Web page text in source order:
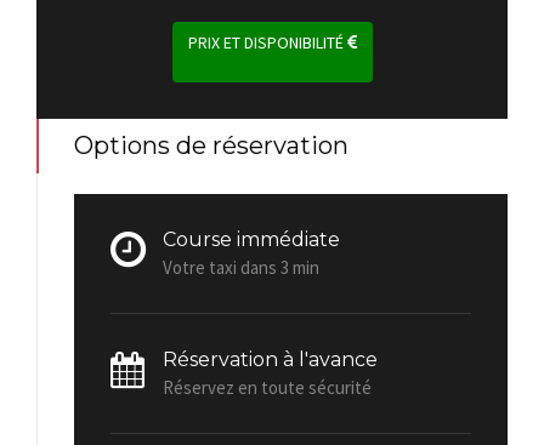
PRIX ET DISPONIBILITÉ
Options de réservation
Course immédiate
Votre taxi dans 3 min
Réservation à l'avance
Réservez en toute sécurité